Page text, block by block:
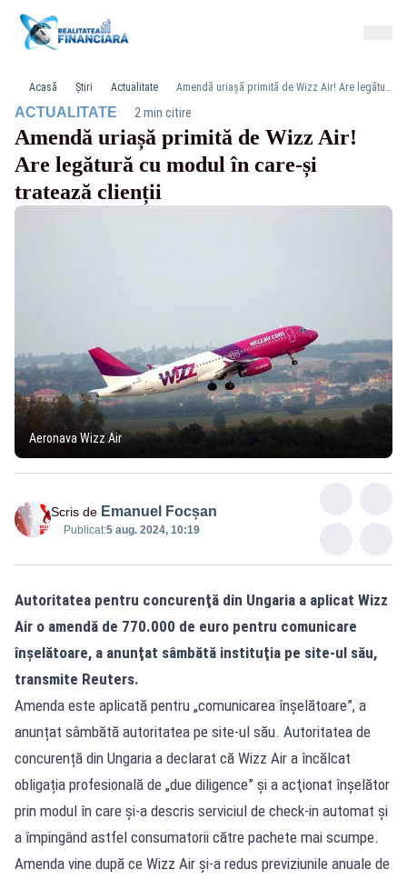
Acasă Știri Actualitate Amendă uriașă primită de Wizz Air! Are legătură cu modul în care-și tratează clienții
ACTUALITATE· 2 min citire
Amendă uriașă primită de Wizz Air!
Are legătură cu modul în care-și
tratează clienții
Aeronava Wizz Air
Scris de Emanuel Focșan
Publicat:5 aug. 2024, 10:19
Autoritatea pentru concurenţă din Ungaria a aplicat Wizz
Air o amendă de 770.000 de euro pentru comunicare
înşelătoare, a anunţat sâmbătă instituţia pe site-ul său,
transmite Reuters.
Amenda este aplicată pentru „comunicarea înșelătoare”, a
anunțat sâmbătă autoritatea pe site-ul său. Autoritatea de
concurență din Ungaria a declarat că Wizz Air a încălcat
obligația profesională de „due diligence” și a acţionat înșelător
prin modul în care și-a descris serviciul de check-in automat și
a împingând astfel consumatorii către pachete mai scumpe.
Amenda vine după ce Wizz Air și-a redus previziunile anuale de